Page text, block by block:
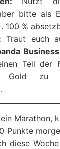
bitte als
100 %
Traut euch
Business
Teil der
Gold zu
Marathon,
Punkte
diese